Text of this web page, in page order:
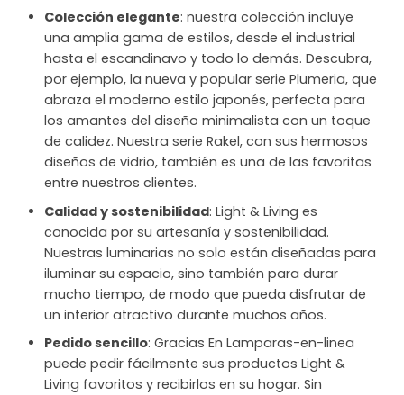
Colección elegante: nuestra colección incluye
una amplia gama de estilos, desde el industrial
hasta el escandinavo y todo lo demás. Descubra,
por ejemplo, la nueva y popular serie Plumeria, que
abraza el moderno estilo japonés, perfecta para
los amantes del diseño minimalista con un toque
de calidez. Nuestra serie Rakel, con sus hermosos
diseños de vidrio, también es una de las favoritas
entre nuestros clientes.
Calidad y sostenibilidad: Light & Living es
conocida por su artesanía y sostenibilidad.
Nuestras luminarias no solo están diseñadas para
iluminar su espacio, sino también para durar
mucho tiempo, de modo que pueda disfrutar de
un interior atractivo durante muchos años.
Pedido sencillo: Gracias En Lamparas-en-linea
puede pedir fácilmente sus productos Light &
Living favoritos y recibirlos en su hogar. Sin